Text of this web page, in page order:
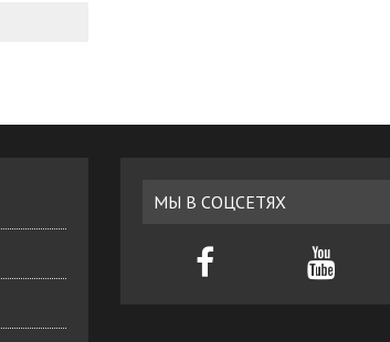
МЫ В СОЦСЕТЯХ